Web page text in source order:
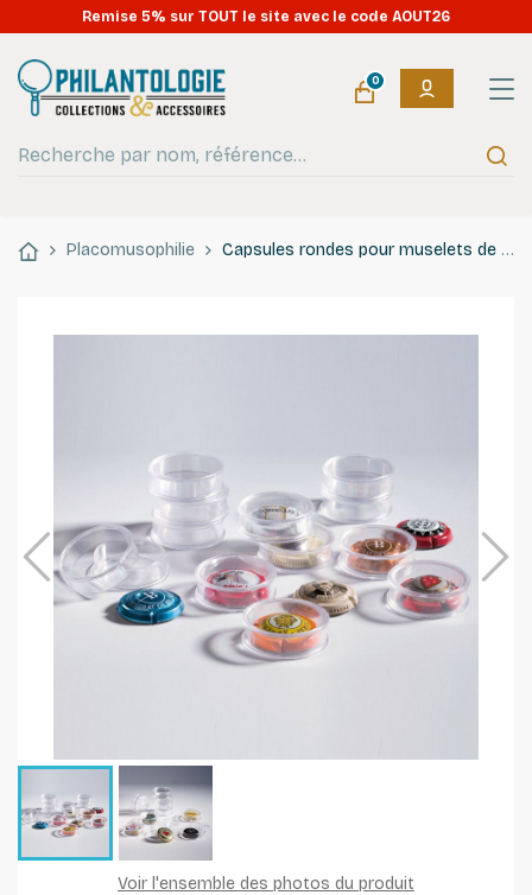
Remise 5% sur TOUT le site avec le code AOUT26
0
Placomusophilie Capsules rondes pour muselets de champagne, capsules de bière, sodas.
Voir l'ensemble des photos du produit